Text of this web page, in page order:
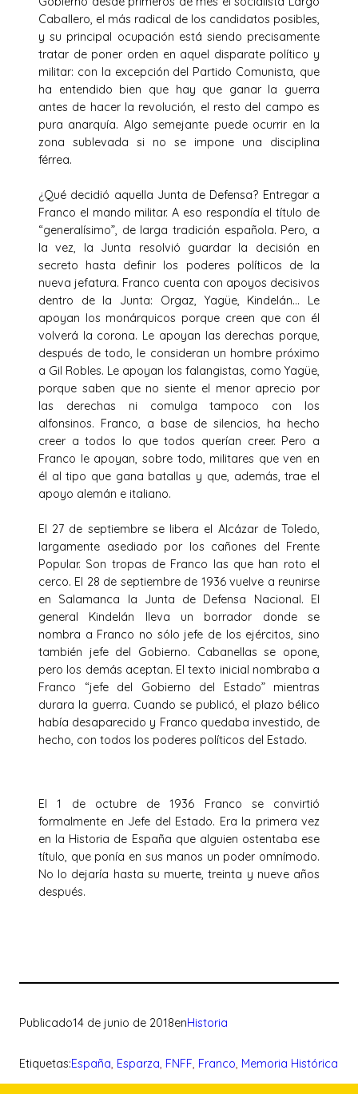
Caballero, el más radical de los candidatos posibles,
y su principal ocupación está siendo precisamente
tratar de poner orden en aquel disparate político y
militar: con la excepción del Partido Comunista, que
ha entendido bien que hay que ganar la guerra
antes de hacer la revolución, el resto del campo es
pura anarquía. Algo semejante puede ocurrir en la
zona sublevada si no se impone una disciplina
férrea.
¿Qué decidió aquella Junta de Defensa? Entregar a
Franco el mando militar. A eso respondía el título de
“generalísimo”, de larga tradición española. Pero, a
la vez, la Junta resolvió guardar la decisión en
secreto hasta definir los poderes políticos de la
nueva jefatura. Franco cuenta con apoyos decisivos
dentro de la Junta: Orgaz, Yagüe, Kindelán… Le
apoyan los monárquicos porque creen que con él
volverá la corona. Le apoyan las derechas porque,
después de todo, le consideran un hombre próximo
a Gil Robles. Le apoyan los falangistas, como Yagüe,
porque saben que no siente el menor aprecio por
las derechas ni comulga tampoco con los
alfonsinos. Franco, a base de silencios, ha hecho
creer a todos lo que todos querían creer. Pero a
Franco le apoyan, sobre todo, militares que ven en
él al tipo que gana batallas y que, además, trae el
apoyo alemán e italiano.
El 27 de septiembre se libera el Alcázar de Toledo,
largamente asediado por los cañones del Frente
Popular. Son tropas de Franco las que han roto el
cerco. El 28 de septiembre de 1936 vuelve a reunirse
en Salamanca la Junta de Defensa Nacional. El
general Kindelán lleva un borrador donde se
nombra a Franco no sólo jefe de los ejércitos, sino
también jefe del Gobierno. Cabanellas se opone,
pero los demás aceptan. El texto inicial nombraba a
Franco “jefe del Gobierno del Estado” mientras
durara la guerra. Cuando se publicó, el plazo bélico
había desaparecido y Franco quedaba investido, de
hecho, con todos los poderes políticos del Estado.
El 1 de octubre de 1936 Franco se convirtió
formalmente en Jefe del Estado. Era la primera vez
en la Historia de España que alguien ostentaba ese
título, que ponía en sus manos un poder omnímodo.
No lo dejaría hasta su muerte, treinta y nueve años
después.
Publicado14 de junio de 2018enHistoria
Etiquetas:España, Esparza, FNFF, Franco, Memoria Histórica